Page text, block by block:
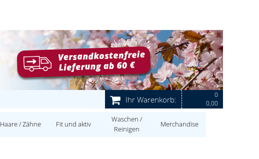
Ihr Warenkorb:
0
0,00
Haare / Zähne Fit und aktiv
Waschen /
Reinigen
Merchandise